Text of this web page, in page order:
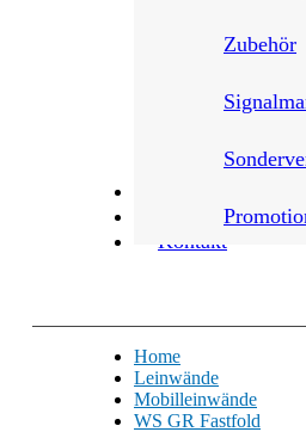
Zubehör
Über uns
Kontakt
Home
Leinwände
Mobilleinwände
WS GR Fastfold